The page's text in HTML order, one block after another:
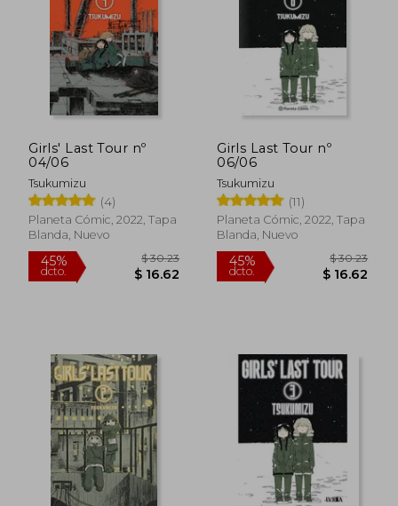
45%
dcto.
$ 30.23
$ 16.62
45%
dcto.
Girls' Last Tour nº
04/06
Tsukumizu
(4)
Planeta Cómic, 2022, Tapa
Blanda, Nuevo
45%
dcto. $ 16.62
Girls Last Tour nº
06/06
Tsukumizu
(11)
Planeta Cómic, 2022, Tapa
Blanda, Nuevo
45%
dcto.